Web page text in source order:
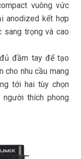
vuông vức
anodized kết hợp
sang trọng và cao
đầm tay để tạo
cho nhu cầu mang
tới hai tùy chọn
thích phong